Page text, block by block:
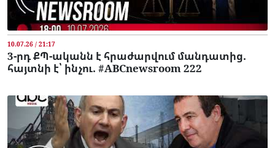
10.07.26 / 21:17
3-րդ ՔՊ-ականն է հրաժարվում մանդատից.
հայտնի է՝ ինչու. #ABCnewsroom 222